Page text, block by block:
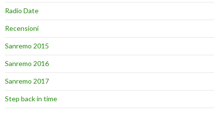
Radio Date
Recensioni
Sanremo 2015
Sanremo 2016
Sanremo 2017
Step back in time